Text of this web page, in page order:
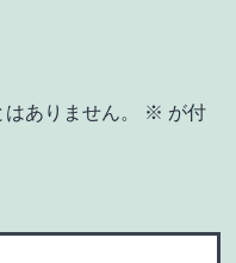
ありません。 ※ が付